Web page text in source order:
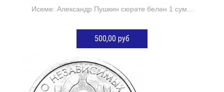
Исеме: Александр Пушкин сюрәте белән 1 сум...
500,00 руб